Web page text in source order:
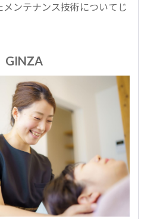
メンテナンス技術についてじ
GINZA